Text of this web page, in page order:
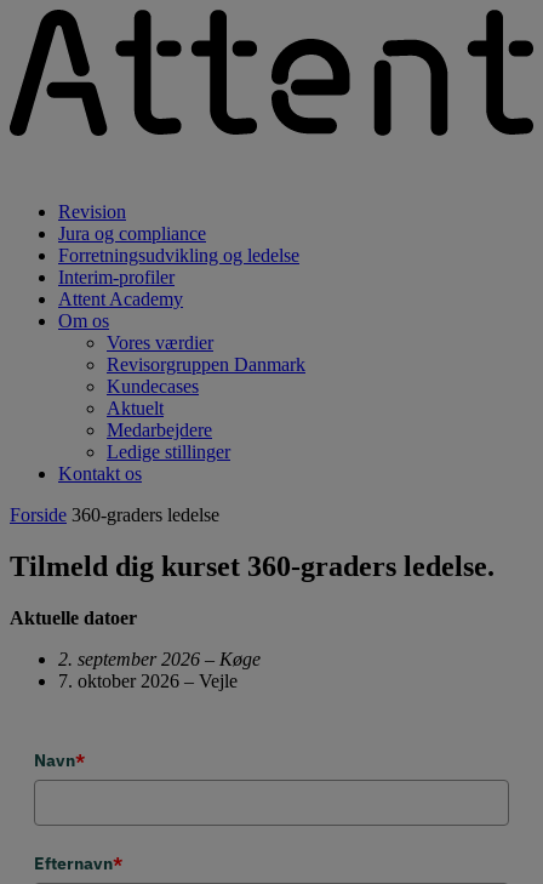
Revision
Jura og compliance
Forretningsudvikling og ledelse
Interim-profiler
Attent Academy
Om os
Vores værdier
Revisorgruppen Danmark
Kundecases
Aktuelt
Medarbejdere
Ledige stillinger
Kontakt os
Forside 360-graders ledelse
Tilmeld dig kurset 360-graders ledelse.
Aktuelle datoer
2. september 2026 – Køge
7. oktober 2026 – Vejle
Navn*
Efternavn*